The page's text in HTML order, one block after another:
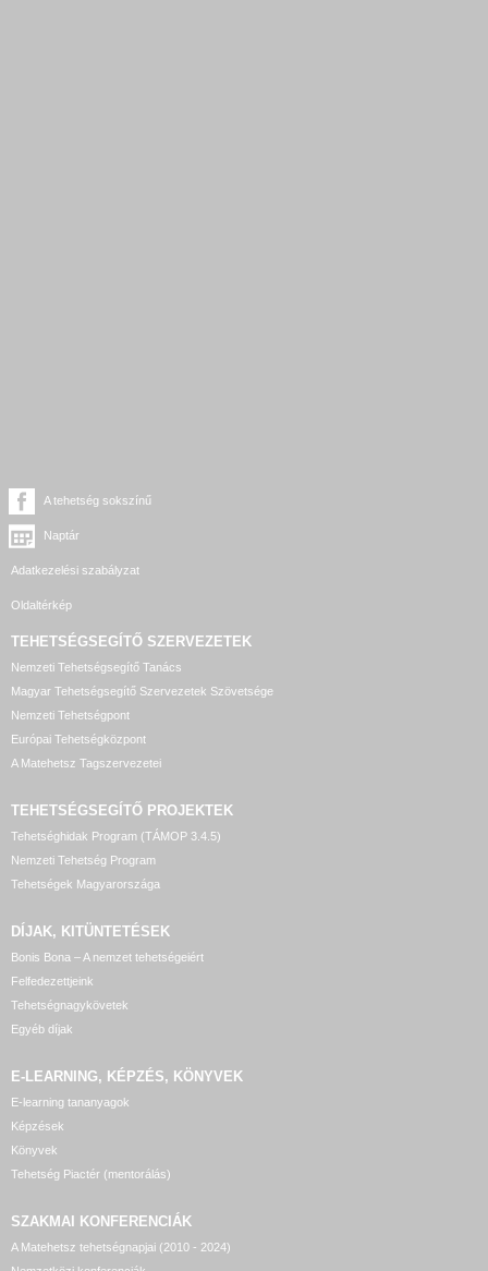
A tehetség sokszínű
Naptár
Adatkezelési szabályzat
Oldaltérkép
TEHETSÉGSEGÍTŐ SZERVEZETEK
Nemzeti Tehetségsegítő Tanács
Magyar Tehetségsegítő Szervezetek Szövetsége
Nemzeti Tehetségpont
Európai Tehetségközpont
A Matehetsz Tagszervezetei
TEHETSÉGSEGÍTŐ PROJEKTEK
Tehetséghidak Program (TÁMOP 3.4.5)
Nemzeti Tehetség Program
Tehetségek Magyarországa
DÍJAK, KITÜNTETÉSEK
Bonis Bona – A nemzet tehetségeiért
Felfedezettjeink
Tehetségnagykövetek
Egyéb díjak
E-LEARNING, KÉPZÉS, KÖNYVEK
E-learning tananyagok
Képzések
Könyvek
Tehetség Piactér (mentorálás)
SZAKMAI KONFERENCIÁK
A Matehetsz tehetségnapjai (2010 - 2024)